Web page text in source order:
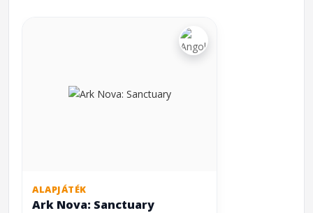
ALAPJÁTÉK
Ark Nova: Sanctuary